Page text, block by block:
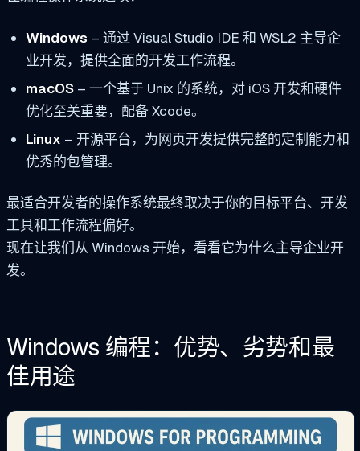
Windows – 通过 Visual Studio IDE 和 WSL2 主导企
业开发，提供全面的开发工作流程。
macOS– 一个基于 Unix 的系统，对 iOS 开发和硬件
优化至关重要，配备 Xcode。
Linux – 开源平台，为网页开发提供完整的定制能力和
优秀的包管理。
最适合开发者的操作系统最终取决于你的目标平台、开发
工具和工作流程偏好。
现在让我们从 Windows 开始，看看它为什么主导企业开
发。
Windows 编程：优势、劣势和最
佳用途